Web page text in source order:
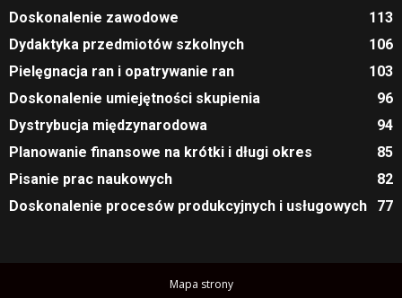
Doskonalenie zawodowe
113
Dydaktyka przedmiotów szkolnych
106
Pielęgnacja ran i opatrywanie ran
103
Doskonalenie umiejętności skupienia
96
Dystrybucja międzynarodowa
94
Planowanie finansowe na krótki i długi okres
85
Pisanie prac naukowych
82
Doskonalenie procesów produkcyjnych i usługowych
77
Mapa strony